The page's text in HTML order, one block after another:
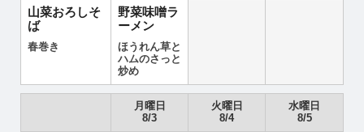
山菜おろしそ
ば
春巻き
野菜味噌ラ
ーメン
ほうれん草と
ハムのさっと
炒め
月曜日
8/3
火曜日
8/4
水曜日
8/5